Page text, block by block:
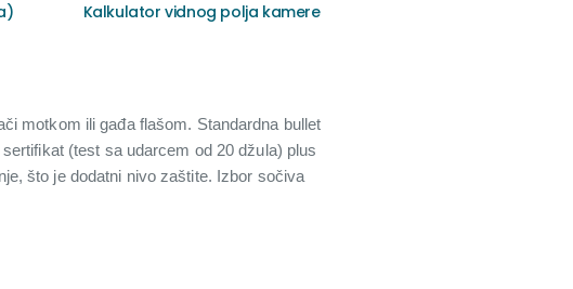
Kalkulator vidnog polja kamere
motkom ili gađa flašom. Standardna bullet
(test sa udarcem od 20 džula) plus
što je dodatni nivo zaštite. Izbor sočiva